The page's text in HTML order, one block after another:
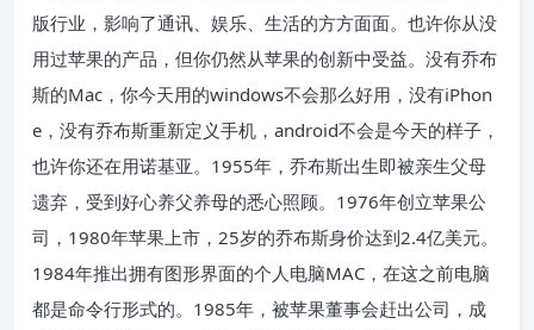
版行业，影响了通讯、娱乐、生活的方方面面。也许你从没
用过苹果的产品，但你仍然从苹果的创新中受益。没有乔布
斯的Mac，你今天用的windows不会那么好用，没有iPhon
e，没有乔布斯重新定义手机，android不会是今天的样子，
也许你还在用诺基亚。1955年，乔布斯出生即被亲生父母
遗弃，受到好心养父养母的悉心照顾。1976年创立苹果公
司，1980年苹果上市，25岁的乔布斯身价达到2.4亿美元。
1984年推出拥有图形界面的个人电脑MAC，在这之前电脑
都是命令行形式的。1985年，被苹果董事会赶出公司，成